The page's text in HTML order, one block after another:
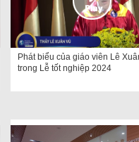
Phát biểu của giáo viên Lê
trong Lễ tốt nghiệp 2024